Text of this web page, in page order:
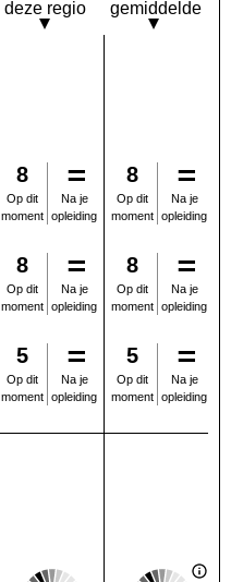
deze regio
gemiddelde
8
Op dit
moment
Na je
opleiding
8
Op dit
moment
Na je
opleiding
8
Op dit
moment
Na je
opleiding
8
Op dit
moment
Na je
opleiding
5
Op dit
moment
Na je
opleiding
5
Op dit
moment
Na je
opleiding
Score: 2 van 5
Score: 2 van